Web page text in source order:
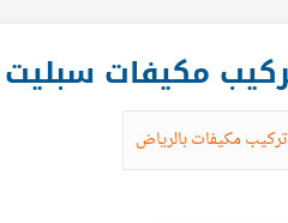
مكيفات سبليت
مكيفات بالرياض